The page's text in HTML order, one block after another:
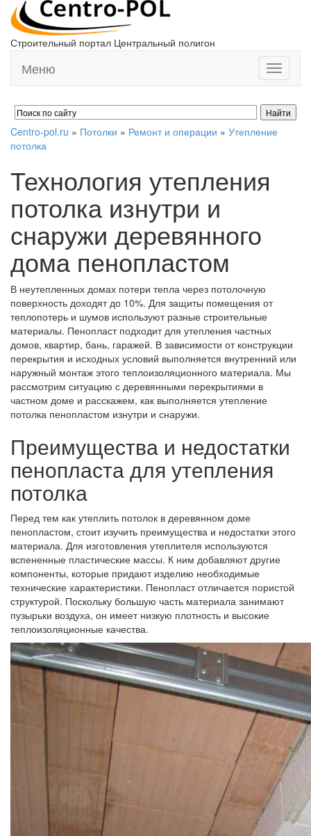
Строительный портал Центральный полигон
Toggle
Меню
Centro-pol.ru » Потолки » Ремонт и операции » Утепление
потолка
Технология утепления
потолка изнутри и
снаружи деревянного
дома пенопластом
В неутепленных домах потери тепла через потолочную
поверхность доходят до 10%. Для защиты помещения от
теплопотерь и шумов используют разные строительные
материалы. Пенопласт подходит для утепления частных
домов, квартир, бань, гаражей. В зависимости от конструкции
перекрытия и исходных условий выполняется внутренний или
наружный монтаж этого теплоизоляционного материала. Мы
рассмотрим ситуацию с деревянными перекрытиями в
частном доме и расскажем, как выполняется утепление
потолка пенопластом изнутри и снаружи.
Преимущества и недостатки
пенопласта для утепления
потолка
Перед тем как утеплить потолок в деревянном доме
пенопластом, стоит изучить преимущества и недостатки этого
материала. Для изготовления утеплителя используются
вспененные пластические массы. К ним добавляют другие
компоненты, которые придают изделию необходимые
технические характеристики. Пенопласт отличается пористой
структурой. Поскольку большую часть материала занимают
пузырьки воздуха, он имеет низкую плотность и высокие
теплоизоляционные качества.